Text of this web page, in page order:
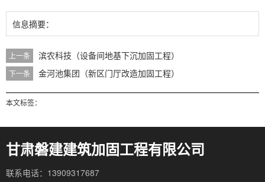
信息摘要：
上一条 滨农科技（设备间地基下沉加固工程）
下一条 金河池集团（新区门厅改造加固工程）
本文标签：
甘肃磐建建筑加固工程有限公司
联系电话：13909317687